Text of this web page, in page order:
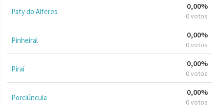
Paty do Alferes
0,00%
0 votos
Pinheiral
0,00%
0 votos
Piraí
0,00%
0 votos
Porciúncula
0,00%
0 votos